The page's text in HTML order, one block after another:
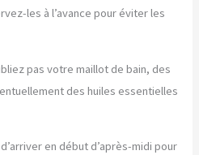
les à l’avance pour éviter les
pas votre maillot de bain, des
des huiles essentielles
en début d’après-midi pour